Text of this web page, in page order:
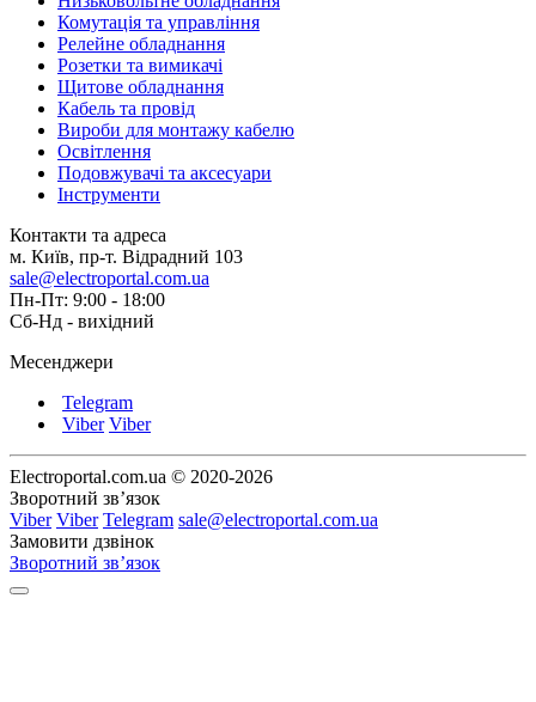
Комутація та управління
Релейне обладнання
Розетки та вимикачі
Щитове обладнання
Кабель та провід
Вироби для монтажу кабелю
Освітлення
Подовжувачі та аксесуари
Інструменти
Контакти та адреса
м. Київ, пр-т. Відрадний 103
sale@electroportal.com.ua
Пн-Пт: 9:00 - 18:00
Сб-Нд - вихідний
Месенджери
Telegram
Viber Viber
Electroportal.com.ua © 2020-2026
Зворотний зв’язок
Viber Viber Telegram sale@electroportal.com.ua
Замовити дзвінок
Зворотний зв’язок